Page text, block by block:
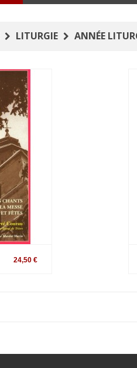
LITURGIE ANNÉE
24,50 €